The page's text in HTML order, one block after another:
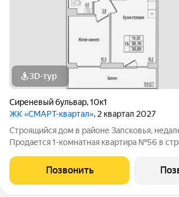
3D-тур
Сиреневый бульвар,10к1
ЖК «СМАРТ-квартал», 2 квартал 2027
Строящийся дом в районе Запсковья,
Продается 1-комнатная квартира №56 в
Юности, 10 - это функциональное
метр работает на
Позвонить